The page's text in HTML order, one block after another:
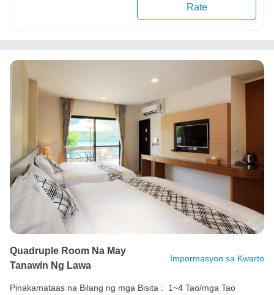
Rate
Quadruple Room Na May
Tanawin Ng Lawa
Impormasyon sa Kwarto
Pinakamataas na Bilang ng mga Bisita : 1~4 Tao/mga Tao